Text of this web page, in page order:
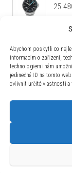
Abychom poskytli co
informacím o zařízení,
technologiemi nám
jedinečná ID na tomto
ovlivnit určité vlastnosti a
25
8 490
Lum -
s.r.o.